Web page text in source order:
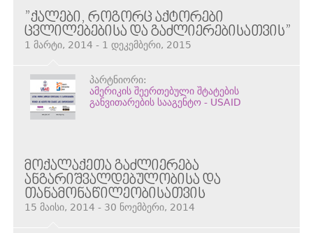
”ᲥᲐᲚᲔᲑᲘ, ᲠᲝᲒᲝᲠᲪ ᲐᲥᲢᲝᲠᲔᲑᲘ
ᲪᲕᲚᲘᲚᲔᲑᲔᲑᲘᲡᲐ ᲓᲐ ᲒᲐᲫᲚᲘᲔᲠᲔᲑᲘᲡᲐᲗᲕᲘᲡ”
1 მარტი, 2014 - 1 დეკემბერი, 2015
პარტნიორი:
ამერიკის შეერთებული შტატების
განვითარების სააგენტო - USAID
ᲛᲝᲥᲐᲚᲐᲥᲔᲗᲐ ᲒᲐᲫᲚᲘᲔᲠᲔᲑᲐ
ᲐᲜᲒᲐᲠᲘᲨᲕᲐᲚᲓᲔᲑᲣᲚᲝᲑᲘᲡᲐ ᲓᲐ
ᲗᲐᲜᲐᲛᲝᲜᲐᲬᲘᲚᲔᲝᲑᲘᲡᲐᲗᲕᲘᲡ
15 მაისი, 2014 - 30 ნოემბერი, 2014